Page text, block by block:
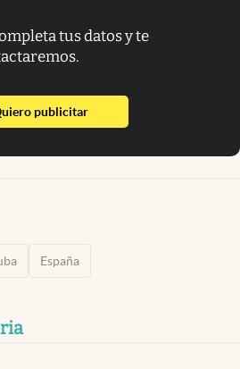
tus datos y te
publicitarabre en nueva pestaña
España